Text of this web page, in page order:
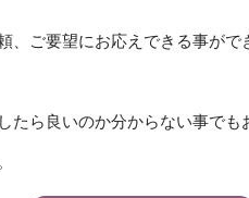
、ご要望にお応えできる事がで
たら良いのか分からない事でも